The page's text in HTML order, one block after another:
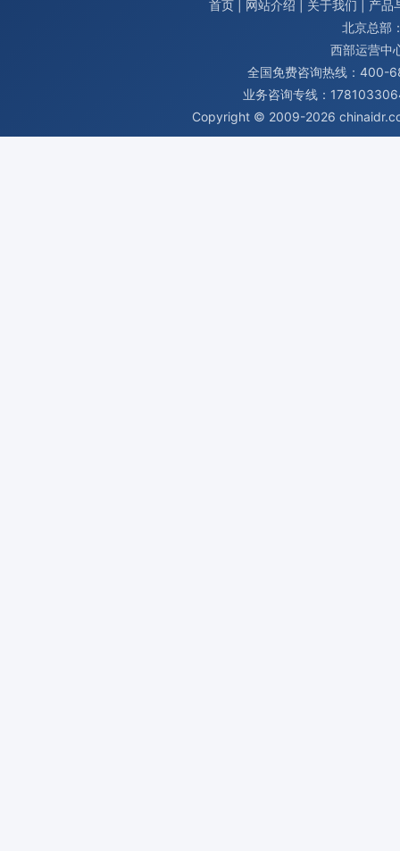
首页 网站介绍 关于我们
产品
北京总部
西部运营中
全国免费咨询热线：400-
业务咨询专线：
Copyright © 2009-2026